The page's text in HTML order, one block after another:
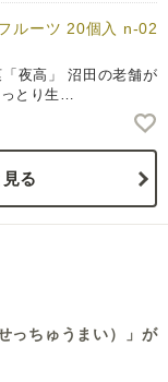
ルーツ 20個入 n-02
夜高」 沼田の老舗が
っとり生…
る
っちゅうまい）」が